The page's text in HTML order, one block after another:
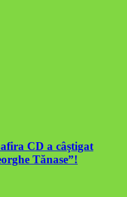
CD a câştigat
Tănase”!